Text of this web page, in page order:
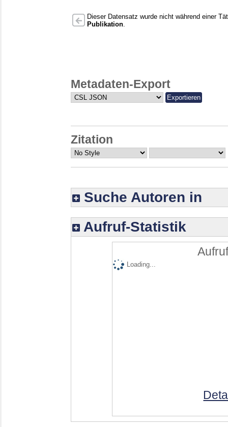
Dieser Datensatz wurde nicht während einer
Publikation
Metadaten-Export
Zitation
Suche Autoren in
Aufruf-Statistik
Loading...